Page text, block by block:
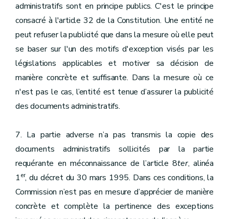
administratifs sont en principe publics. C'est le principe
consacré à l'article 32 de la Constitution. Une entité ne
peut refuser la publicité que dans la mesure où elle peut
se baser sur l'un des motifs d'exception visés par les
législations applicables et motiver sa décision de
manière concrète et suffisante. Dans la mesure où ce
n'est pas le cas, l’entité est tenue d’assurer la publicité
des documents administratifs.
7. La partie adverse n’a pas transmis la copie des
documents administratifs sollicités par la partie
requérante en méconnaissance de l’article 8ter, alinéa
1er, du décret du 30 mars 1995. Dans ces conditions, la
Commission n’est pas en mesure d’apprécier de manière
concrète et complète la pertinence des exceptions